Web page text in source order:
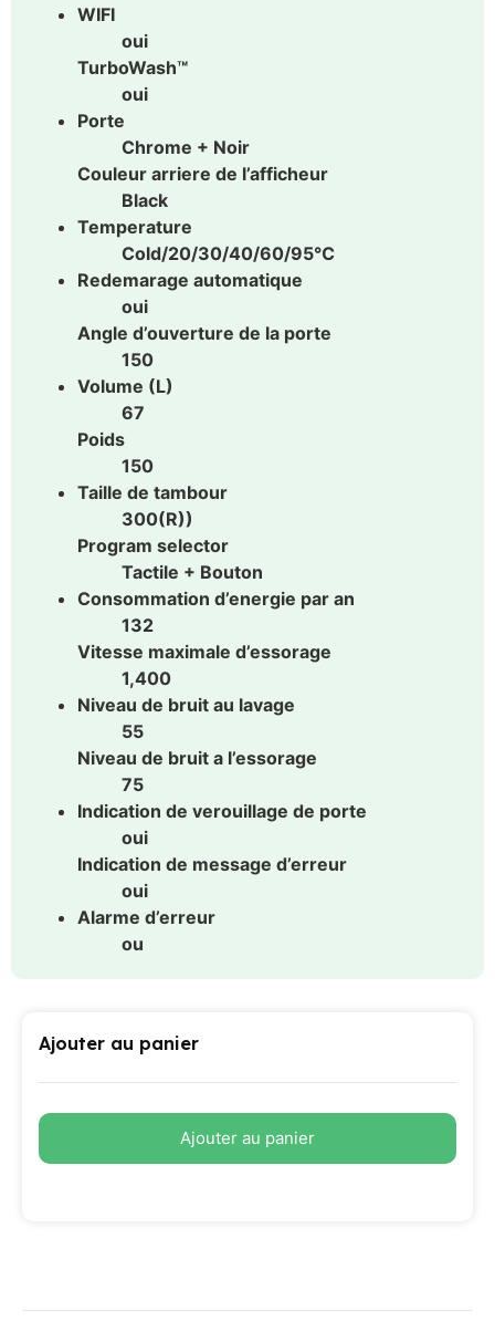
WIFI
oui
TurboWash™
oui
Porte
Chrome + Noir
Couleur arriere de l’afficheur
Black
Temperature
Cold/20/30/40/60/95℃
Redemarage automatique
oui
Angle d’ouverture de la porte
150
Volume (L)
67
Poids
150
Taille de tambour
300(R))
Program selector
Tactile + Bouton
Consommation d’energie par an
132
Vitesse maximale d’essorage
1,400
Niveau de bruit au lavage
55
Niveau de bruit a l’essorage
75
Indication de verouillage de porte
oui
Indication de message d’erreur
oui
Alarme d’erreur
ou
Ajouter au panier
Ajouter au panier